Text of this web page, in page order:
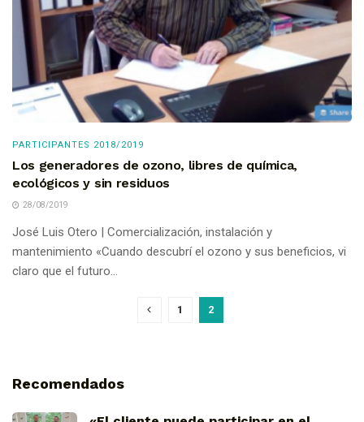
PARTICIPANTES 2018/2019
Los generadores de ozono, libres de química,
ecológicos y sin residuos
28/08/2019
José Luis Otero | Comercialización, instalación y
mantenimiento «Cuando descubrí el ozono y sus beneficios, vi
claro que el futuro...
1 2
Recomendados